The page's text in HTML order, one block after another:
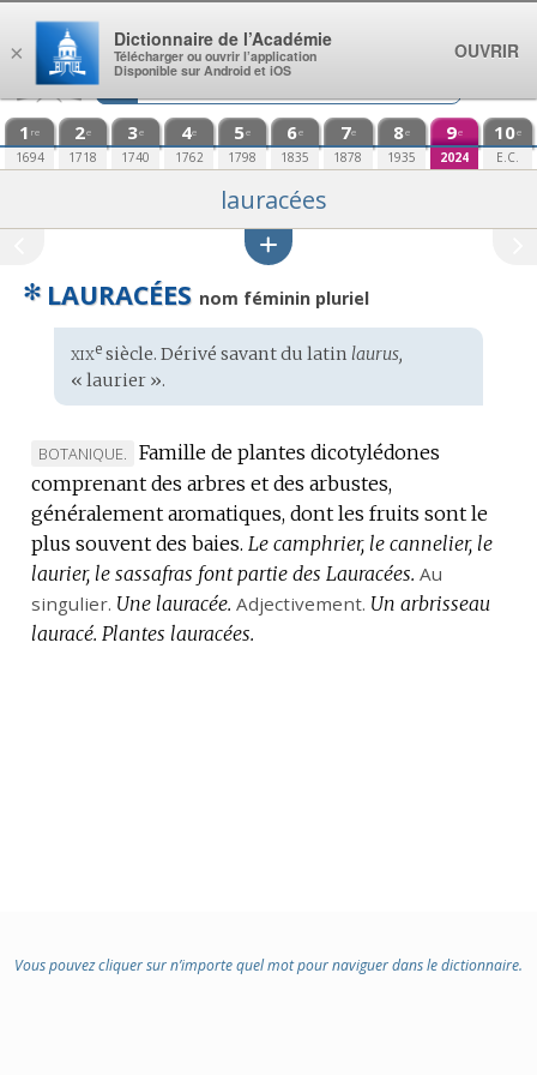
Aller au contenu
1 re
1694
2e
1718
3e
1740
4e
1762
5e
1798
6e
1835
7e
1878
8e
1935
9e
2024
10e
E.C.
lauracées
✻ LAURACÉES nom féminin pluriel
Étymologie
:
xixesiècle. Dérivé savant du latin laurus,
« laurier ».
MARQUE
DE
DOMAINE
:
BOTANIQUE.
Famille de plantes dicotylédones
comprenant des arbres et des arbustes,
généralement aromatiques, dont les fruits sont le
plus souvent des baies. Le camphrier, le cannelier, le
laurier, le sassafras font partie des Lauracées. Au
singulier. Une lauracée. Adjectivement. Un arbrisseau
lauracé. Plantes lauracées.
Vous pouvez cliquer sur n’importe quel mot pour naviguer dans le dictionnaire.
×
Dictionnaire de l’Académie
Télécharger ou ouvrir l’application
Disponible sur Android et iOS
OUVRIR